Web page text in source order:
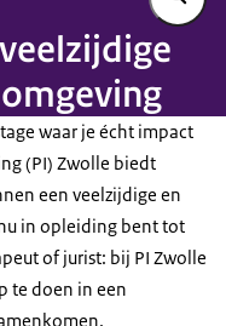
waar je écht impact
(PI) Zwolle biedt
een veelzijdige en
in opleiding bent tot
of jurist: bij PI Zwolle
te doen in een